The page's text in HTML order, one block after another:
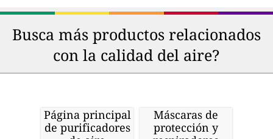
Busca más productos relacionados
con la calidad del aire?
Página principal
de purificadores
Máscaras de
protección y